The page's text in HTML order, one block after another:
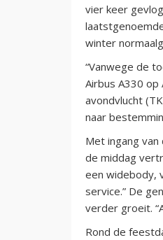
vier keer
winter
“Vanwege de
Airbus A330
avondvlucht
naar
Met ingang
de middag
een widebody,
service.” De
verder groeit.
Rond de